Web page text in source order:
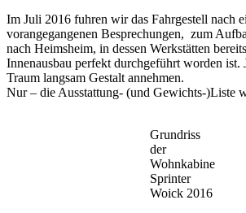
Im Juli 2016 fuhren wir das Fahrgestell nach
vorangegangenen Besprechungen, zum
nach Heimsheim, in dessen Werkstätten
Innenausbau perfekt durchgeführt worden ist.
Traum langsam Gestalt annehmen.
Nur – die Ausstattung- (und Gewichts-)Liste
Grundriss
der
Wohnkabine
Sprinter
Woick 2016